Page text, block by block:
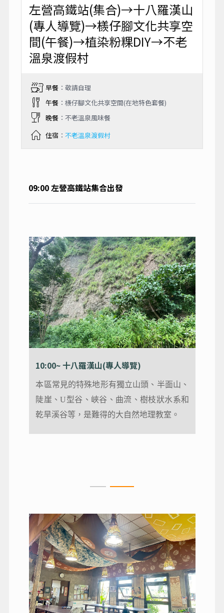
左營高鐵站(集合)→十八羅漢山
(專人導覽)→檨仔腳文化共享空
間(午餐)→植染粉粿DIY→不老
溫泉渡假村
早餐：敬請自理
午餐：檨仔腳文化共享空間(在地特色套餐)
晚餐：不老溫泉風味餐
住宿 ： 不老溫泉渡假村
09:00 左營高鐵站集合出發
10:00~ 十八羅漢山(專人導覽)
與苗栗火炎山、南投九九峰並稱為臺灣三大
火炎山；十八羅漢山是由礫岩層所構成，因
礫石間的膠結不一，易受雨水沖刷裸露，數
10:00~ 十八羅漢山(專人導覽)
本區常見的特殊地形有獨立山頭、半面山、
陡崖、U型谷、峽谷、曲流、樹枝狀水系和
乾旱溪谷等，是難得的大自然地理教室。